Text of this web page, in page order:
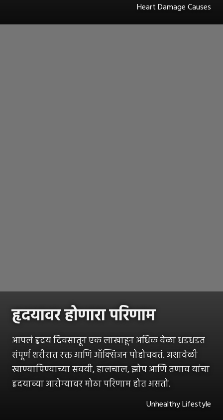
Heart Damage Causes
हृदयावर होणारा परिणाम
आपलं हृदय दिवसातून एक लाखाहून अधिक वेळा धडधडत
संपूर्ण शरीरात रक्त आणि ऑक्सिजन पोहोचवतं. अशावेळी
खाण्यापिण्याच्या सवयी, हालचाल, झोप आणि तणाव यांचा
हृदयाच्या आरोग्यावर मोठा परिणाम होत असतो.
Unhealthy Lifestyle